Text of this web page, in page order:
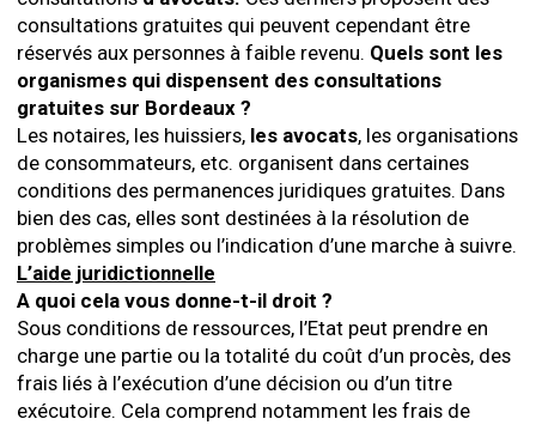
consultations gratuites qui peuvent cependant être
réservés aux personnes à faible revenu. Quels sont les
organismes qui dispensent des consultations
gratuites sur Bordeaux ?
Les notaires, les huissiers, les avocats, les organisations
de consommateurs, etc. organisent dans certaines
conditions des permanences juridiques gratuites. Dans
bien des cas, elles sont destinées à la résolution de
problèmes simples ou l’indication d’une marche à suivre.
L’aide juridictionnelle
A quoi cela vous donne-t-il droit ?
Sous conditions de ressources, l’Etat peut prendre en
charge une partie ou la totalité du coût d’un procès, des
frais liés à l’exécution d’une décision ou d’un titre
exécutoire. Cela comprend notamment les frais de